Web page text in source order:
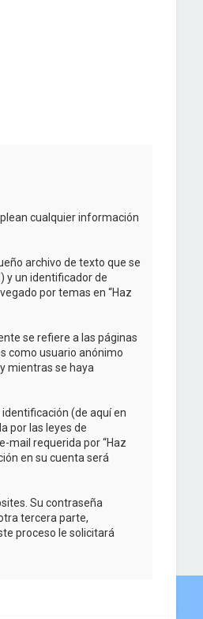
cualquier información
archivo de texto que se
y un identificador de
por temas en “Haz
se refiere a las páginas
como usuario anónimo
mientras se haya
(de aquí en
por las leyes de
mail requerida por “Haz
en su cuenta será
Su contraseña
tercera parte,
proceso le solicitará